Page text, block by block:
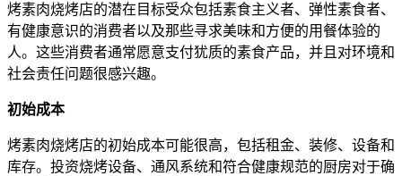
烤素肉烧烤店的潜在目标受众包括素食主义者、弹性素食者、
有健康意识的消费者以及那些寻求美味和方便的用餐体验的
人。这些消费者通常愿意支付犹质的素食产品，并且对环境和
社会责任问题很感兴趣。
初始成本
烤素肉烧烤店的初始成本可能很高，包括租金、装修、设备和
库存。投资烧烤设备、通风系统和符合健康规范的厨房对于确